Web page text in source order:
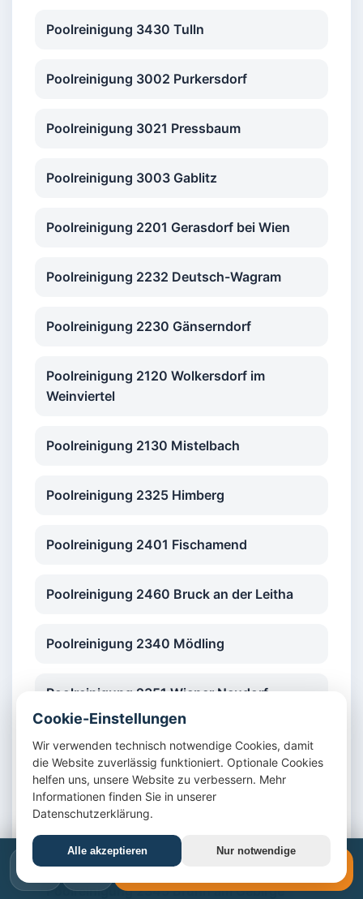
Poolreinigung 3430 Tulln
Poolreinigung 3002 Purkersdorf
Poolreinigung 3021 Pressbaum
Poolreinigung 3003 Gablitz
Poolreinigung 2201 Gerasdorf bei Wien
Poolreinigung 2232 Deutsch-Wagram
Poolreinigung 2230 Gänserndorf
Poolreinigung 2120 Wolkersdorf im
Weinviertel
Poolreinigung 2130 Mistelbach
Poolreinigung 2325 Himberg
Poolreinigung 2401 Fischamend
Poolreinigung 2460 Bruck an der Leitha
Poolreinigung 2340 Mödling
Poolreinigung 2351 Wiener Neudorf
Poolreinigung 2352 Gumpoldskirchen
Poolreinigung 2353 Guntramsdorf
Poolreinigung 2380 Perchtoldsdorf
Poolreinigung 2345 Brunn am Gebirge
📞 ✉️ 📞 +43 1 4420617
Cookie-Einstellungen
Wir verwenden technisch notwendige Cookies, damit
die Website zuverlässig funktioniert. Optionale Cookies
helfen uns, unsere Website zu verbessern. Mehr
Informationen finden Sie in unserer
Datenschutzerklärung.
Alle akzeptieren Nur notwendige